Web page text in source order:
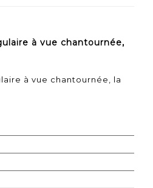
à vue chantournée,
à vue chantournée, la